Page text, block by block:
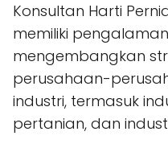
Konsultan Harti
memiliki
mengembangkan
perusahaan-
industri, termasuk
pertanian, dan